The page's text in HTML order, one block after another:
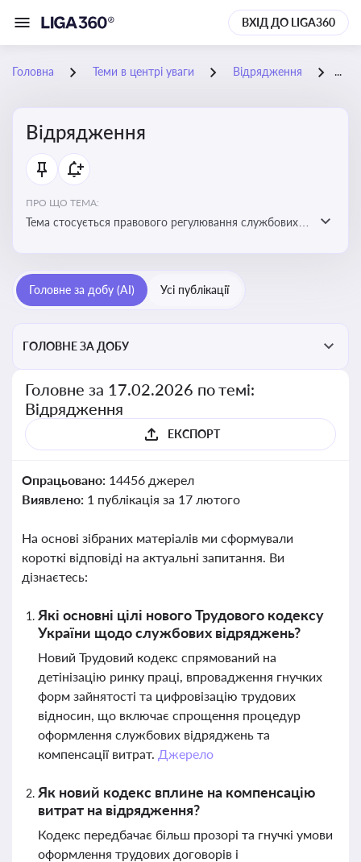
ВХІД ДО LIGA360
Головна Теми в центрі уваги Відрядження 17-
Відрядження
ПРО ЩО ТЕМА:
Тема стосується правового регулювання службових
Головне за добу (AI) Усі публікації
ГОЛОВНЕ ЗА ДОБУ
Головне за 17.02.2026 по темі:
Відрядження
ЕКСПОРТ
Опрацьовано: 14456 джерел
Виявлено: 1 публікація за 17 лютого
На основі зібраних матеріалів ми сформували
короткі відповіді на актуальні запитання. Ви
дізнаєтесь:
Які основні цілі нового Трудового кодексу
України щодо службових відряджень?
Новий Трудовий кодекс спрямований на
детінізацію ринку праці, впровадження гнучких
форм зайнятості та цифровізацію трудових
відносин, що включає спрощення процедур
оформлення службових відряджень та
компенсації витрат. Джерело
Як новий кодекс вплине на компенсацію
витрат на відрядження?
Кодекс передбачає більш прозорі та гнучкі умови
оформлення трудових договорів і